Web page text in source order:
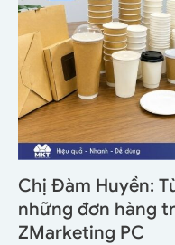
Chị Đàm Huyền:
những đơn hàng
ZMarketing PC